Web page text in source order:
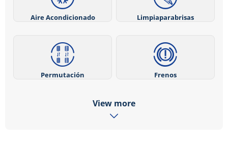
Aire Acondicionado Limpiaparabrisas
Permutación Frenos
View more